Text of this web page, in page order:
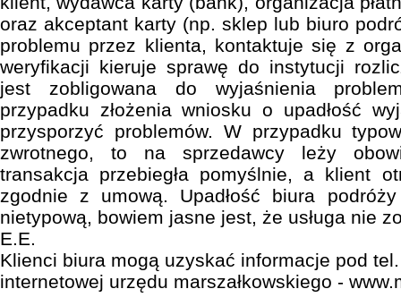
oraz akceptant karty (np. sklep lub biuro
problemu przez klienta, kontaktuje się z
weryfikacji kieruje sprawę do instytucji
jest zobligowana do wyjaśnienia
przypadku złożenia wniosku o upadłość
przysporzyć problemów. W przypadku
zwrotnego, to na sprzedawcy leży
transakcja przebiegła pomyślnie, a klient
zgodnie z umową. Upadłość biura
nietypową, bowiem jasne jest, że usługa nie
E.E.
Klienci biura mogą uzyskać informacje pod
internetowej urzędu marszałkowskiego -